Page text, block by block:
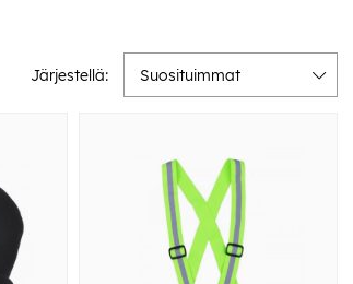
Järjestellä: Suosituimmat